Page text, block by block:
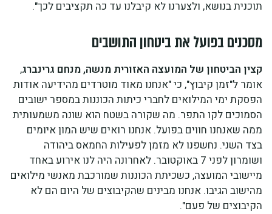
תוכנית בנושא, ולצערנו לא קיבלנו עד כה תקציבים לכך".
מסכנים בפועל את ביטחון התושבים
קצין הביטחון של המועצה האזורית מנשה, מנחם גרינברג,
אומר ל"זמן קיבוץ", כי "אנחנו מאוד מוטרדים מהידיעה אודות
הפסקת ימי המילואים לחברי כיתות הכוננות במספר ישובים
הסמוכים לקו התפר. מה שקורה בשטח הוא שונה משמעותית
ממה שאנחנו חווים בפועל. אנחנו רואים שיש המון איומים
בצד השני. נחשפנו לא מזמן לפעילות החמאס ביהודה
ושומרון לפני 7 באוקטובר. לאחרונה היה לנו אירוע באחד
מיישובי המועצה, כשכיתת הכוננות שמורכבת מאנשי מילואים
מהישוב הגיבו. אנחנו מבינים שהקיבוצים של היום הם לא
הקיבוצים של פעם".